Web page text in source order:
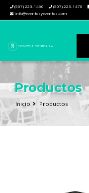
(507) 223-1460 (507) 223-1470
info@eventosyeventos.com
Productos
Inicio Productos